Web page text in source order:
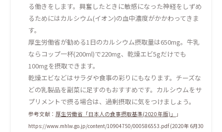
る働きをします。興奮したときに敏感になった神経をしずめ
るためにはカルシウム(イオン)の血中濃度がかかわってきま
す。
厚生労働省が勧める1日のカルシウム摂取量は650mg。牛乳
ならコップ一杯(200ml)で220mg、乾燥エビ5gだけでも
100mgを摂取できます。
乾燥エビなどはサラダや食事の彩りにもなります。チーズな
どの乳製品を副菜に足すのもおすすめです。カルシウムをサ
プリメントで摂る場合は、過剰摂取に気をつけましょう。
参考文献： 厚生労働省「日本人の食事摂取基準(2020 年版)」
」
https://www.mhlw.go.jp/content/10904750/000586553.pdf (2020年 6月30